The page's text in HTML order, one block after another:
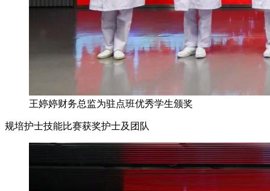
王婷婷财务总监为驻点班优秀学生颁奖
规培护士技能比赛获奖护士及团队